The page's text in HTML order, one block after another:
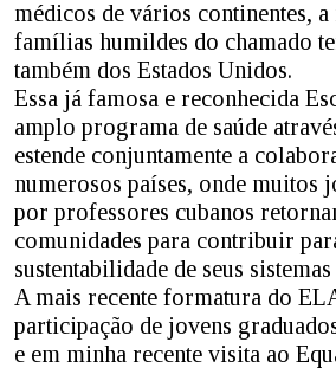
médicos de vários continentes,
famílias humildes do chamado
também dos Estados Unidos.
Essa já famosa e reconhecida
amplo programa de saúde
estende conjuntamente a
numerosos países, onde muitos
por professores cubanos
comunidades para contribuir
sustentabilidade de seus sistemas
A mais recente formatura do
participação de jovens
e em minha recente visita ao